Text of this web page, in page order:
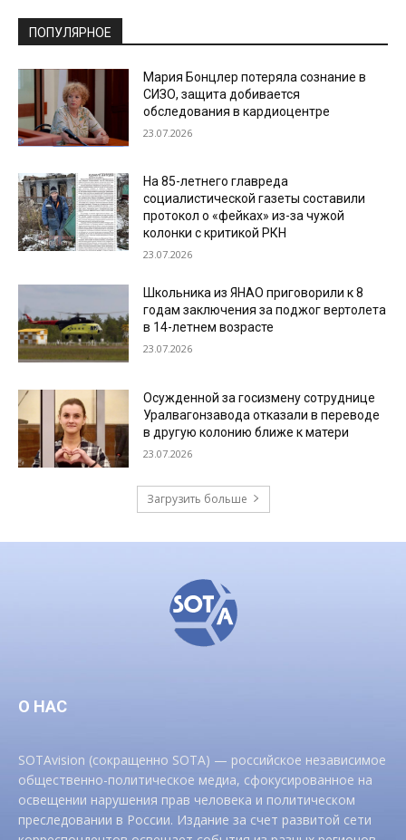
ПОПУЛЯРНОЕ
Мария Бонцлер потеряла сознание в
СИЗО, защита добивается
обследования в кардиоцентре
23.07.2026
На 85-летнего главреда
социалистической газеты составили
протокол о «фейках» из-за чужой
колонки с критикой РКН
23.07.2026
Школьника из ЯНАО приговорили к 8
годам заключения за поджог вертолета
в 14-летнем возрасте
23.07.2026
Осужденной за госизмену сотруднице
Уралвагонзавода отказали в переводе
в другую колонию ближе к матери
23.07.2026
Загрузить больше
О НАС
SOTAvision (сокращенно SOTA) — российское независимое
общественно-политическое медиа, сфокусированное на
освещении нарушения прав человека и политическом
преследовании в России. Издание за счет развитой сети